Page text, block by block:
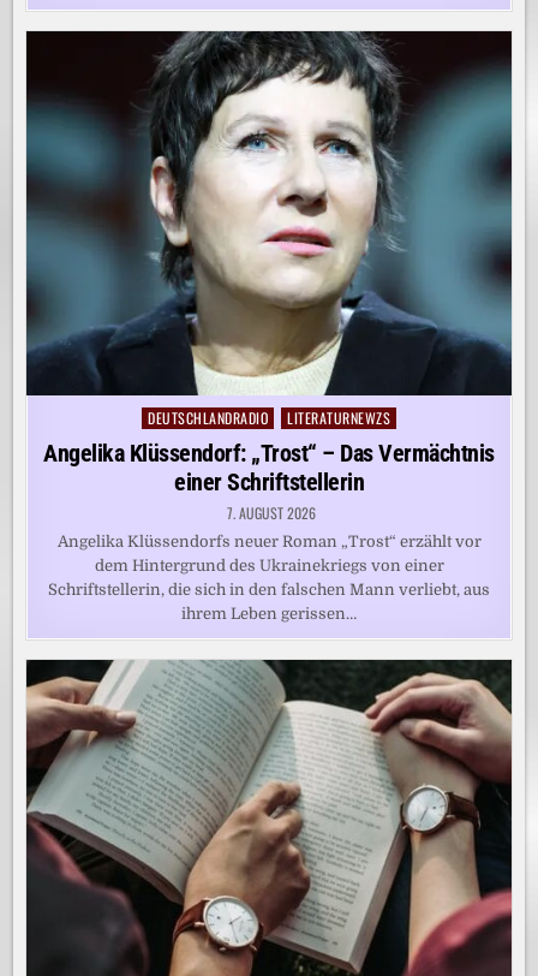
Posted
in
DEUTSCHLANDRADIO LITERATURNEWZS
Angelika Klüssendorf: „Trost“ – Das Vermächtnis
einer Schriftstellerin
7. AUGUST 2026
Angelika Klüssendorfs neuer Roman „Trost“ erzählt vor
dem Hintergrund des Ukrainekriegs von einer
Schriftstellerin, die sich in den falschen Mann verliebt, aus
ihrem Leben gerissen…